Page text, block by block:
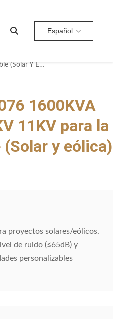
Español
Resistencia A La Corrosión IEC60076 1600KVA Transformador De Tipo Seco 0.4KV 11KV Para La Integración De Energía Renovable (Solar Y Eólica) Fabricante
1600KVA
11KV para la
y eólica)
proyectos solares/eólicos.
de ruido (≤65dB) y
personalizables